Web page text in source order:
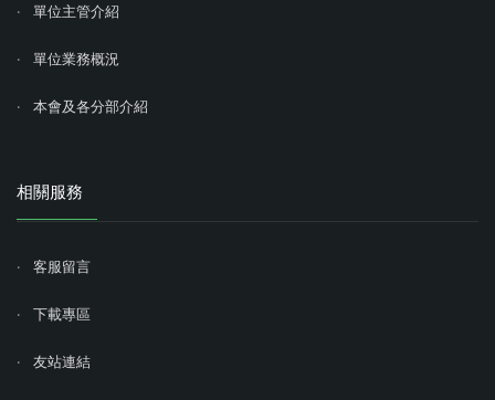
單位主管介紹
單位業務概況
本會及各分部介紹
相關服務
客服留言
下載專區
友站連結